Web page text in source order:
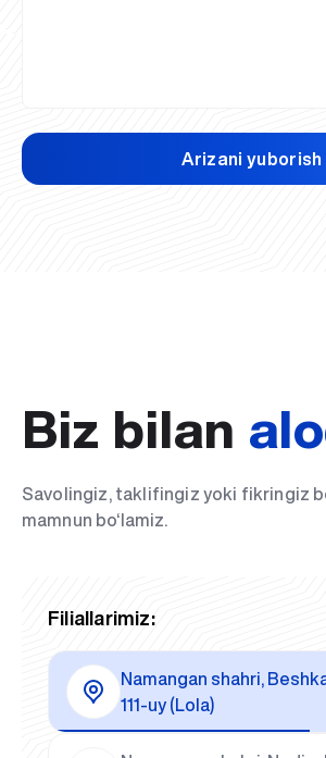
Arizani yuborish
Biz bilan
Savolingiz, taklifingiz yoki fikringiz
mamnun bo‘lamiz.
Filiallarimiz:
Namangan shahri,
111-uy (Lola)